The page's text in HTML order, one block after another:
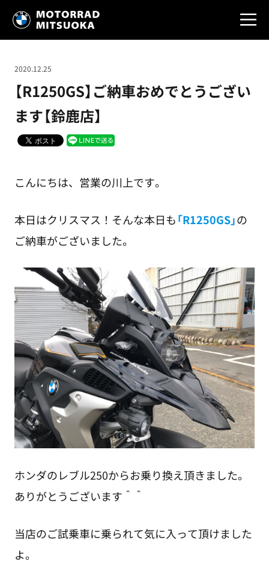
【R1250GS】ご納車おめでとうござい
ます【鈴鹿店】
2020.12.25
こんにちは、営業の川上です。
本日はクリスマス！そんな本日も「R1250GS」の
ご納車がございました。
ホンダのレブル250からお乗り換え頂きました。
ありがとうございます＾＾
当店のご試乗車に乗られて気に入って頂けました
よ。